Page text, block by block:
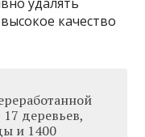
качество
деревьев,
и 1400